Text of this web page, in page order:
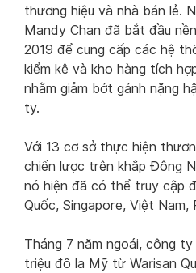
thương hiệu và nhà bán lẻ.
Mandy Chan đã bắt đầu
2019 để cung cấp các hệ
kiểm kê và kho hàng tích
nhằm giảm bớt gánh nặng
ty.
Với 13 cơ sở thực hiện
chiến lược trên khắp Đông
nó hiện đã có thể truy cập
Quốc, Singapore, Việt Nam,
Tháng 7 năm ngoái, công
triệu đô la Mỹ từ Warisan